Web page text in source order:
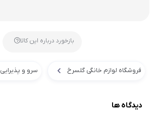
بازخورد درباره این کالا
فروشگاه لوازم خانگی گلسرخ سرو و پذیرایی
دیدگاه ها